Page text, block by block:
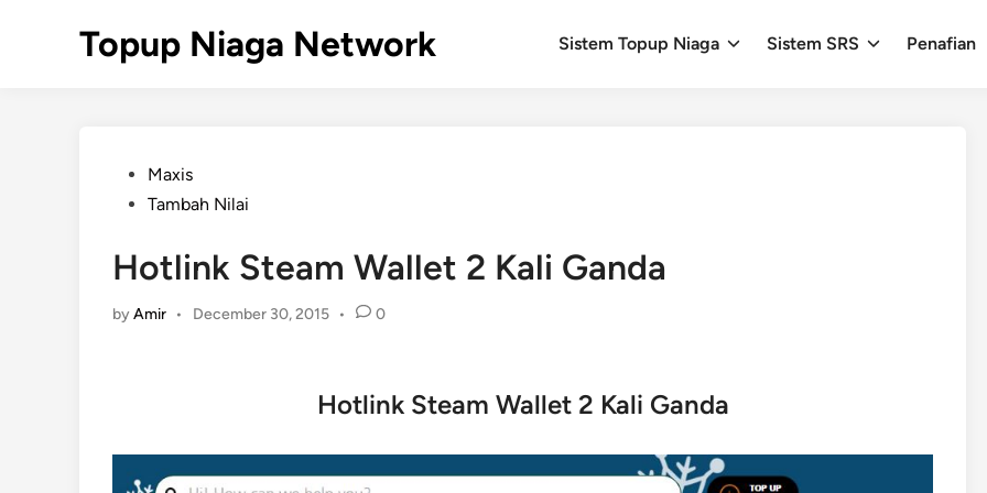
Topup Niaga Network Sistem Topup Niaga Sistem SRS Penafian
PostedMaxis
Tambah Nilai
Hotlink Steam Wallet 2 Kali Ganda
byAmir • December 30, 2015 • 0
Hotlink Steam Wallet 2 Kali Ganda